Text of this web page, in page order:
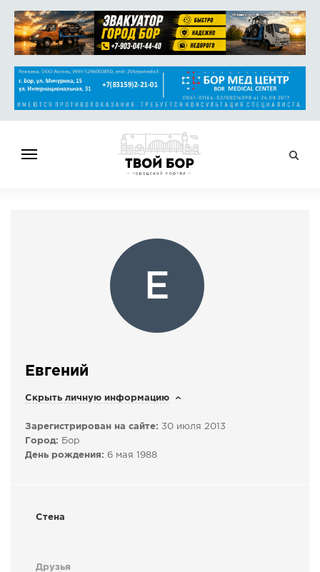
СПРАВОЧНИК
ОБЪЯВЛЕНИЯ
СТАТЬИ
ГОЛОСОВАНИЯ
ПРЕДЛОЖИТЬ НОВОСТЬ
Е
Евгений
Скрыть личную информацию
Зарегистрирован на сайте: 30 июля 2013
Город: Бор
День рождения: 6 мая 1988
Стена
Друзья